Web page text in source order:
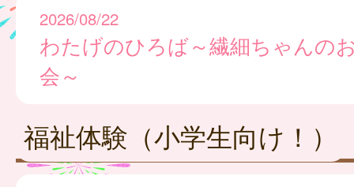
2026/08/22
わたげのひろば～繊細ちゃんの
会～
福祉体験（小学生向け！）